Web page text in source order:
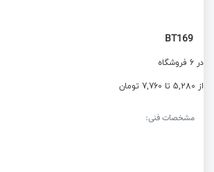
BT169
در 6 فروشگاه
از 5,280 تا 7,760 تومان
مشخصات فنی: